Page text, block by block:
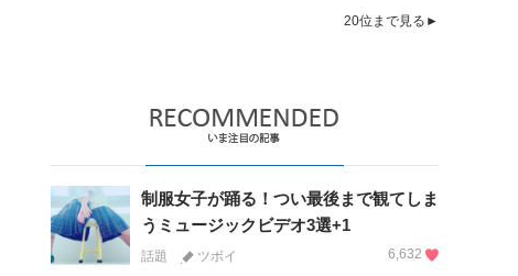
20位まで見る►
制服女子が踊る！つい最後まで観てしま
うミュージックビデオ3選+1
話題 ツボイ 6,632